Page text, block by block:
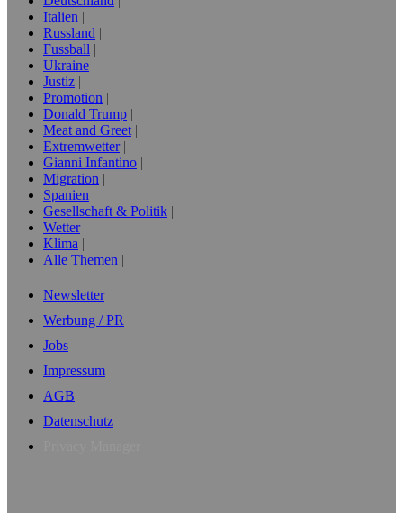
Italien
Russland
Fussball
Ukraine
Justiz
Promotion
Donald Trump
Meat and Greet
Extremwetter
Gianni Infantino
Migration
Spanien
Gesellschaft & Politik
Wetter
Klima
Alle Themen
Newsletter
Werbung / PR
Jobs
Impressum
AGB
Datenschutz